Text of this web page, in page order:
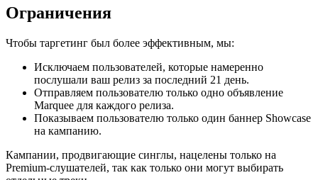
Ограничения
Чтобы таргетинг был более эффективным, мы:
Исключаем пользователей, которые намеренно
послушали ваш релиз за последний 21 день.
Отправляем пользователю только одно объявление
Marquee для каждого релиза.
Показываем пользователю только один баннер Showcase
на кампанию.
Кампании, продвигающие синглы, нацелены только на
Premium-слушателей, так как только они могут выбирать